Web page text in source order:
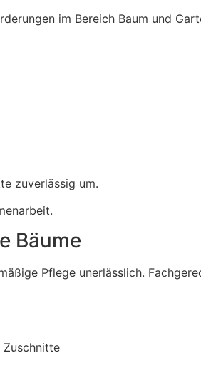
im Bereich Baum und
zuverlässig um.
Bäume
Pflege unerlässlich.
Zuschnitte